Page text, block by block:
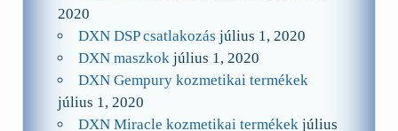
2020
DXN DSP csatlakozás július 1, 2020
DXN maszkok július 1, 2020
DXN Gempury kozmetikai termékek
július 1, 2020
DXN Miracle kozmetikai termékek július